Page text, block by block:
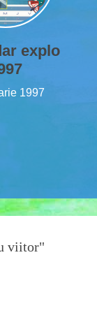
explo
1997
viitor"